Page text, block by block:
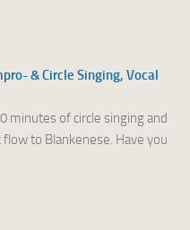
& Circle Singing, Vocal
minutes of circle singing and
to Blankenese. Have you